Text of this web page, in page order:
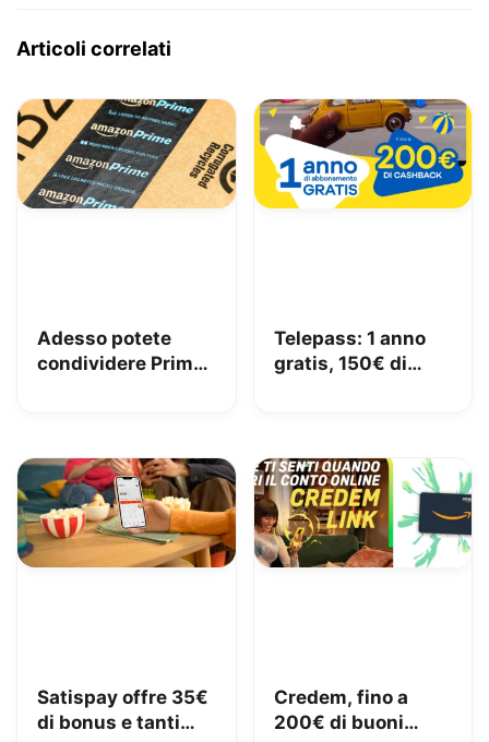
Articoli correlati
Adesso potete
condividere Prime
Telepass: 1 anno
gratis, 150€ di
Satispay offre 35€
di bonus e tanti
Credem, fino a
200€ di buoni